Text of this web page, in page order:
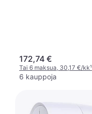
172,74 €
Tai 6 maksua, 30,17 €/kk¹
6 kauppoja